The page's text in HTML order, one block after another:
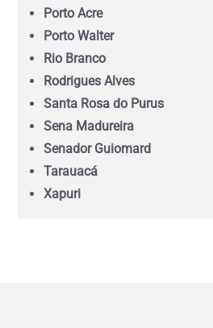
Porto Acre
Porto Walter
Rio Branco
Rodrigues Alves
Santa Rosa do Purus
Sena Madureira
Senador Guiomard
Tarauacá
Xapuri